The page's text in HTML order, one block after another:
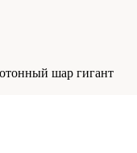
шар гигант